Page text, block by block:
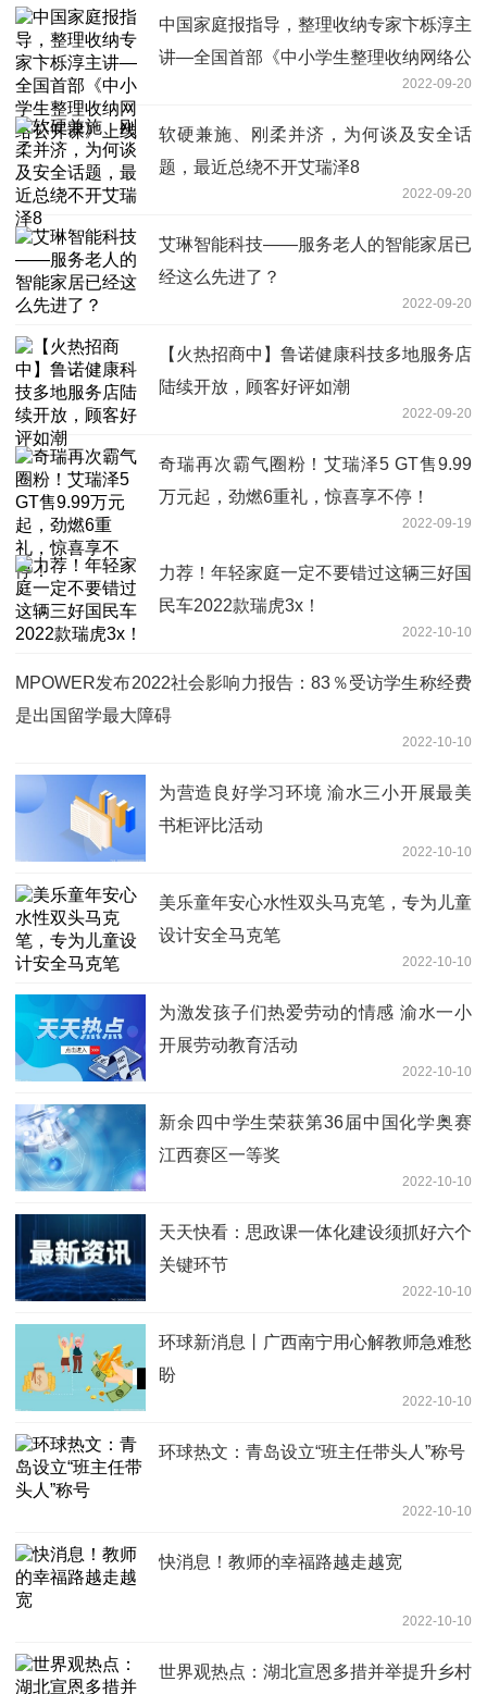
中国家庭报指导，整理收纳专家卞栎淳主
讲—全国首部《中小学生整理收纳网络公
2022-09-20
软硬兼施、刚柔并济，为何谈及安全话
题，最近总绕不开艾瑞泽8
2022-09-20
艾琳智能科技——服务老人的智能家居已
经这么先进了？
2022-09-20
【火热招商中】鲁诺健康科技多地服务店
陆续开放，顾客好评如潮
2022-09-20
奇瑞再次霸气圈粉！艾瑞泽5 GT售9.99
万元起，劲燃6重礼，惊喜享不停！
2022-09-19
力荐！年轻家庭一定不要错过这辆三好国
民车2022款瑞虎3x！
2022-10-10
MPOWER发布2022社会影响力报告：83％受访学生称经费
是出国留学最大障碍
2022-10-10
为营造良好学习环境 渝水三小开展最美
书柜评比活动
2022-10-10
美乐童年安心水性双头马克笔，专为儿童
设计安全马克笔
2022-10-10
为激发孩子们热爱劳动的情感 渝水一小
开展劳动教育活动
2022-10-10
新余四中学生荣获第36届中国化学奥赛
江西赛区一等奖
2022-10-10
天天快看：思政课一体化建设须抓好六个
关键环节
2022-10-10
环球新消息丨广西南宁用心解教师急难愁
盼
2022-10-10
环球热文：青岛设立“班主任带头人”称号
2022-10-10
快消息！教师的幸福路越走越宽
2022-10-10
世界观热点：湖北宣恩多措并举提升乡村